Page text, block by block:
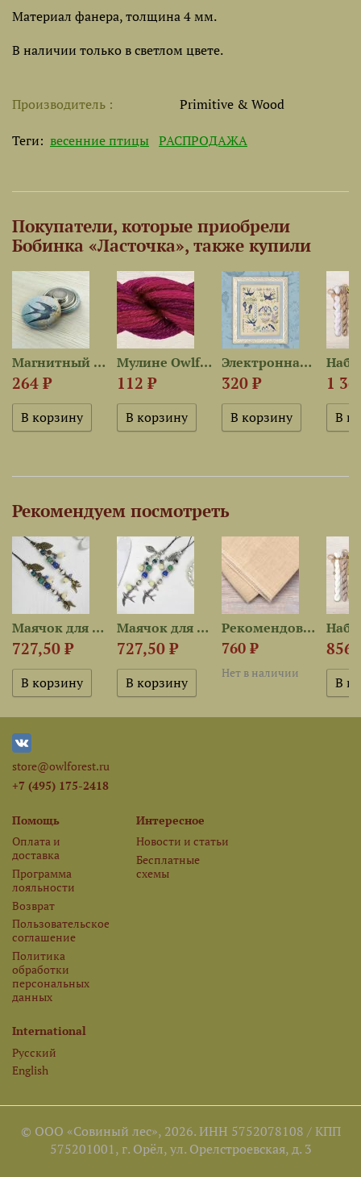
Материал фанера, толщина 4 мм.
В наличии только в светлом цвете.
Производитель Primitive & Wood
Теги: весенние птицы РАСПРОДАЖА
Покупатели, которые приобрели
Бобинка «Ласточка», также купили
Магнитный держатель «Ласточки»
264 ₽
Мулине Owlforest 2505 —...
112 ₽
Электронная схема «Ласточки»
320 ₽ 1
Рекомендуем посмотреть
Маячок для ножниц...
727,50 ₽
Маячок для ножниц...
727,50 ₽
Рекомендованная ткань для...
760 ₽
Нет в наличии
store@owlforest.ru
+7 (495) 175-2418
Помощь
Оплата и
доставка
Программа
лояльности
Возврат
Пользовательское
соглашение
Политика
обработки
персональных
данных
Интересное
Новости и статьи
Бесплатные
схемы
International
Русский
English
© ООО «Совиный лес», 2026. ИНН 5752078108 / КПП
575201001, г. Орёл, ул. Орелстроевская, д. 3